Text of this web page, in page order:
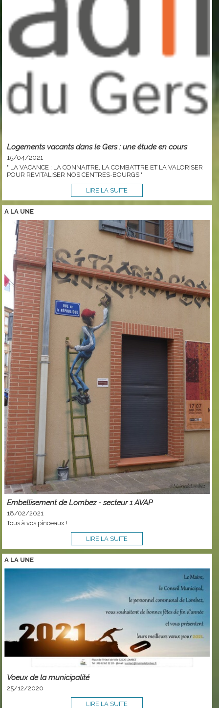
Logements vacants dans le Gers : une étude en cours
15/04/2021
" LA VACANCE : LA CONNAITRE, LA COMBATTRE ET LA VALORISER
POUR REVITALISER NOS CENTRES-BOURGS "
LIRE LA SUITE
A LA UNE
Embellisement de Lombez - secteur 1 AVAP
18/02/2021
Tous à vos pinceaux !
LIRE LA SUITE
A LA UNE
Voeux de la municipalité
25/12/2020
LIRE LA SUITE